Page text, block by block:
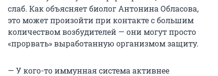
слаб. Как объясняет биолог Антонина Обласова,
это может произойти при контакте с большим
количеством возбудителей — они могут просто
«прорвать» выработанную организмом защиту.
— У кого-то иммунная система активнее